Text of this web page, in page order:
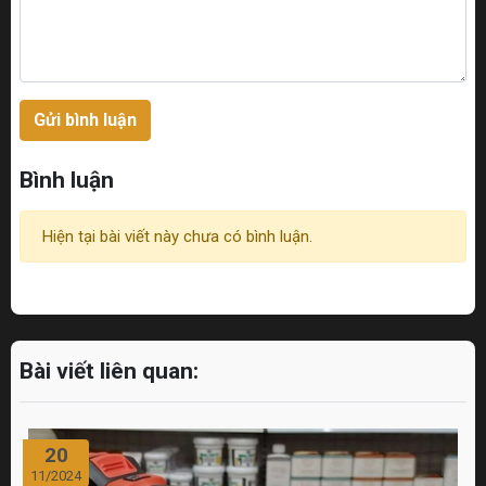
Gửi bình luận
Bình luận
Hiện tại bài viết này chưa có bình luận.
Bài viết liên quan:
20
11/2024